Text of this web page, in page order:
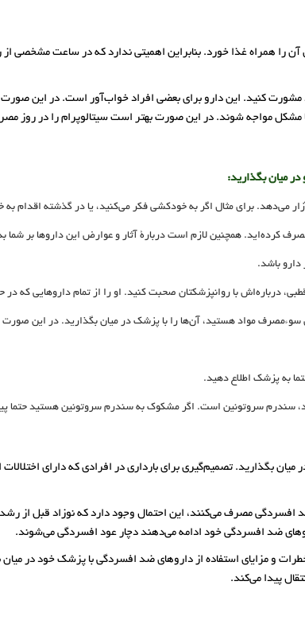
آن را همراه غذا خورد. بنابراین اهمیتی ندارد که در ساعت
کنید. این دارو برای بعضی افراد خواب‌آور است. در این صورت
مواجه شوند. در این صورت بهتر است سیتالوپرام را در روز
در میان بگذارید:
می‌دهد. برای مثال اگر به خودکشی فکر می‌کنید، یا در گذشته اقدام
کرده‌اید. همچنین لازم است دربارۀ آثار و عوارض این داروها بر
دارو باشد.
درباره‌اش با روانپزشکتان صحبت کنید. او را از تمام داروهایی
سوءمصرف مواد هستید، آن‌ها را با پزشک در میان بگذارید. در این
به پزشک اطلاع دهید.
سندرم سروتونین است. اگر مشکوک به سندرم سروتونین هستید
میان بگذارید. تصمیم‌گیری برای بارداری در افرادی که دارای
تا پایان بارداری داروهای ضد افسردگی مصرف می‌کنند، این احتمال وجود دارد که
ضد افسردگی خود ادامه می‌دهند دچار عود افسردگی می‌شوند.
و مزایای استفاده از داروهای ضد افسردگی با پزشک خود در
پیدا می‌کند.